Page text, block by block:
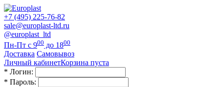
+7 (495) 225-76-82
sale@europlast-ltd.ru
@europlast_ltd
Пн-Пт с 900 до 1800
Доставка Самовывоз
Личный кабинетКорзина пуста
* Логин:
* Пароль: